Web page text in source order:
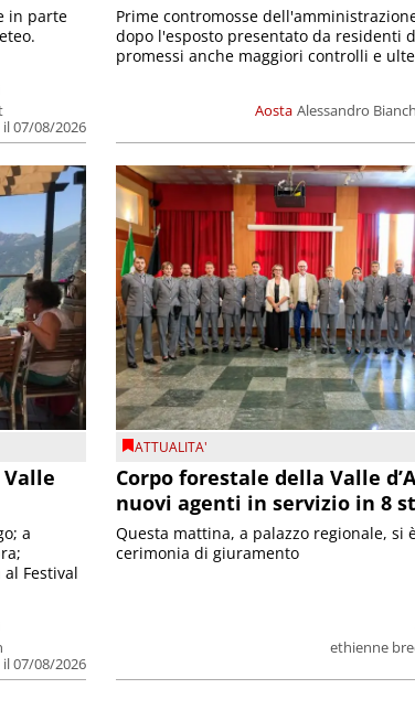
il 07/08/2026
in parte
Aosta Alessandro
Prime contromosse
dopo l'esposto presentato da residenti
promessi anche maggiori controlli e
il 07/08/2026
a
Festival
ATTUALITA'
Corpo forestale della Valle
nuovi agenti in servizio in 8
ethienne
Questa mattina, a palazzo regionale, si
cerimonia di giuramento